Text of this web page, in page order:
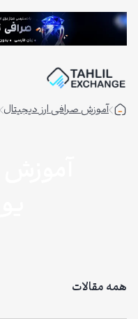
رفتن
آموزش صرافی ارز دیجیتال
همه مقالات